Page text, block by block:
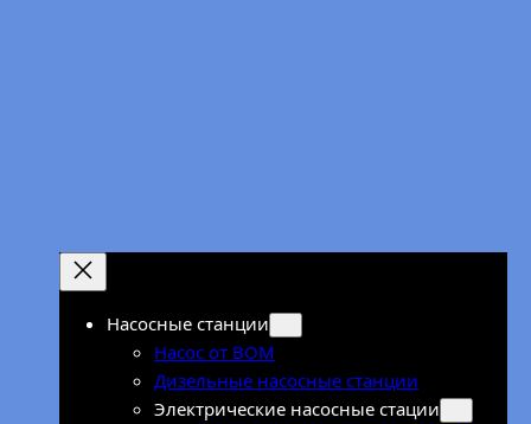
Насосные станции
Насос от ВОМ
Дизельные насосные станции
Электрические насосные стации